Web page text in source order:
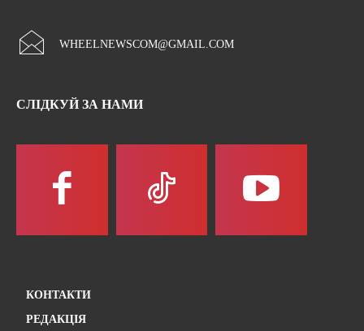
WHEELNEWSCOM@GMAIL.COM
СЛІДКУЙ ЗА НАМИ
КОНТАКТИ
РЕДАКЦІЯ